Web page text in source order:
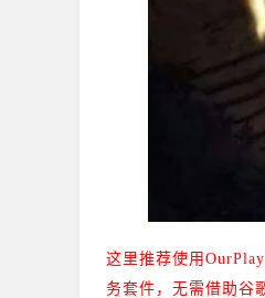
这里推荐使用
务套件，无需借助谷